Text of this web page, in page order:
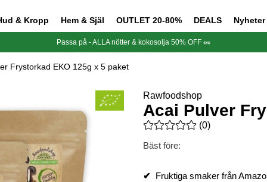
& Kropp Hem & Själ OUTLET 20-80% DEALS Nyheter
Passa på - ALLA nötter & kokosolja 50% OFF 🥜
Frystorkad EKO 125g x 5 paket
Rawfoodshop
Acai Pulver
Medelbetyg 0 av 5 Antal
(0)
Bäst före:
✔
Fruktiga smaker från